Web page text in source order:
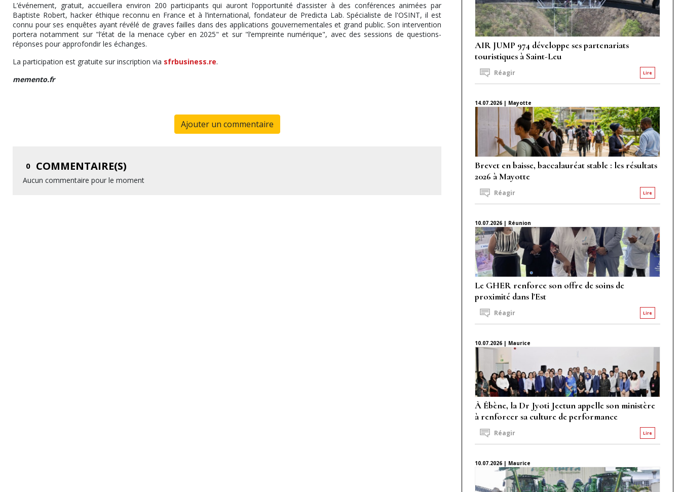
L’événement, gratuit, accueillera environ 200 participants qui auront l’opportunité d’assister à des conférences animées par
Baptiste Robert, hacker éthique reconnu en France et à l’international, fondateur de Predicta Lab. Spécialiste de l'OSINT, il est
connu pour ses enquêtes ayant révélé de graves failles dans des applications gouvernementales et grand public. Son intervention
portera notamment sur "l’état de la menace cyber en 2025" et sur "l’empreinte numérique", avec des sessions de questions-
réponses pour approfondir les échanges.
La participation est gratuite sur inscription via sfrbusiness.re.
memento.fr
Ajouter un commentaire
0 COMMENTAIRE(S)
Aucun commentaire pour le moment
AIR JUMP 974 développe ses partenariats
touristiques à Saint-Leu
Lire
Réagir
14.07.2026 | Mayotte
Brevet en baisse, baccalauréat stable : les résultats
2026 à Mayotte
Lire
Réagir
10.07.2026 | Réunion
Le GHER renforce son offre de soins de
proximité dans l'Est
Lire
Réagir
10.07.2026 | Maurice
À Ébène, la Dr Jyoti Jeetun appelle son ministère
à renforcer sa culture de performance
Lire
Réagir
10.07.2026 | Maurice